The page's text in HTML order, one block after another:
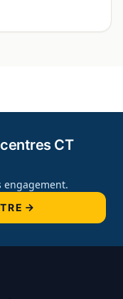
CT
engagement.